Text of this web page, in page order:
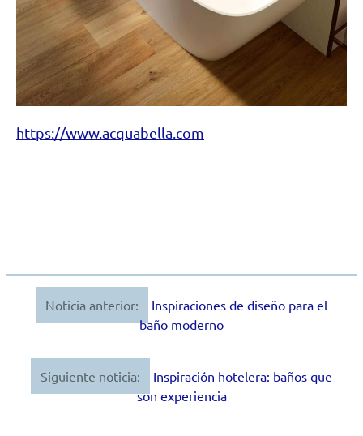
https://www.acquabella.com
Navegación
entradas
Noticia anterior:
Inspiraciones de diseño para el
baño moderno
Siguiente noticia:
Inspiración hotelera: baños que
son experiencia